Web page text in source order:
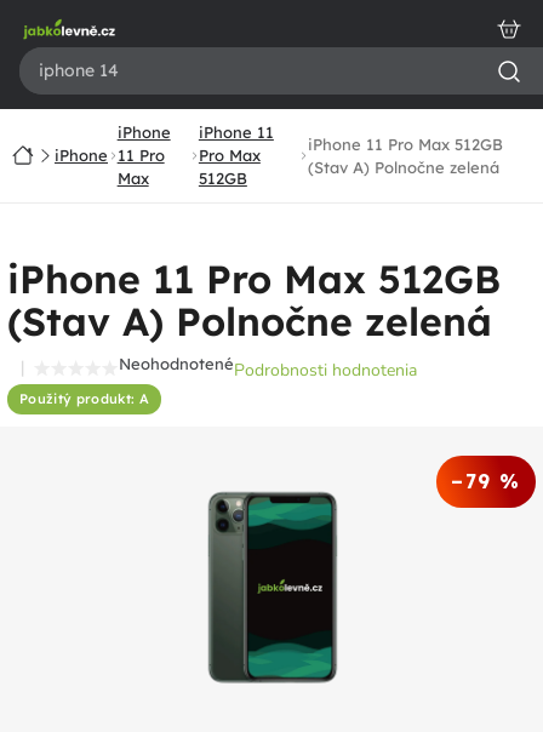
obsah
DomoviPhone
iPhone
11 Pro
Max
iPhone 11
Pro Max
512GB
iPhone 11 Pro Max 512GB
(Stav A) Polnočne zelená
iPhone 11 Pro Max 512GB
(Stav A) Polnočne zelená
Použitý produkt: A
Priemerné
hodnotenie
NeohodnotenéPodrobnosti hodnotenia
–79 %